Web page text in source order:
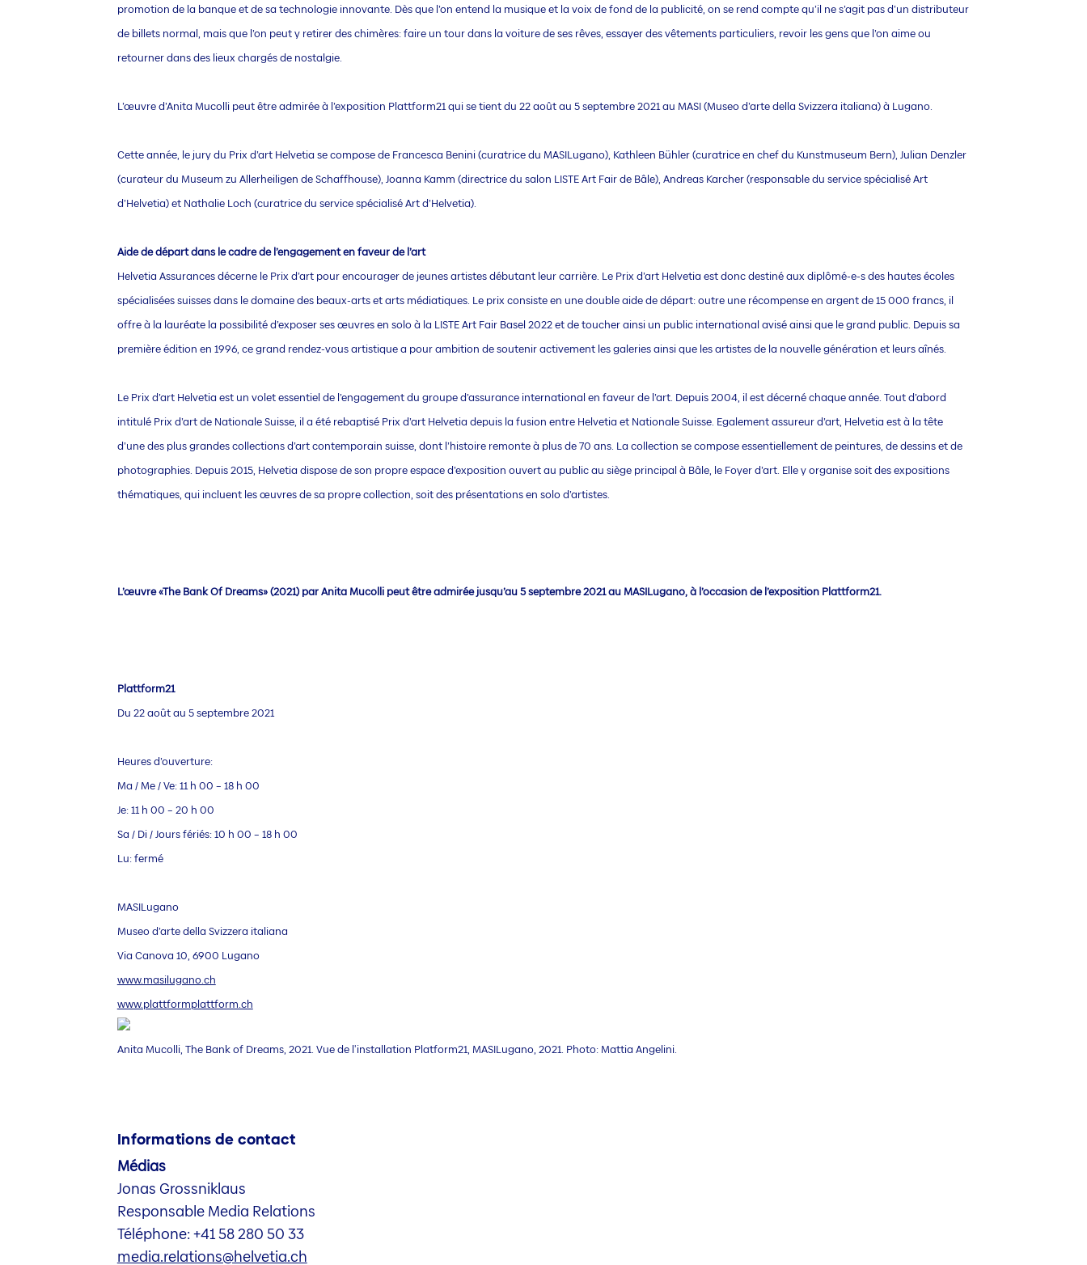
promotion de la banque et de sa technologie innovante. Dès que l’on entend la musique et la voix de fond de la publicité, on se rend compte qu’il ne s’agit pas d’un distributeur
de billets normal, mais que l’on peut y retirer des chimères: faire un tour dans la voiture de ses rêves, essayer des vêtements particuliers, revoir les gens que l’on aime ou
retourner dans des lieux chargés de nostalgie.
L’œuvre d’Anita Mucolli peut être admirée à l’exposition Plattform21 qui se tient du 22 août au 5 septembre 2021 au MASI (Museo d’arte della Svizzera italiana) à Lugano.
Cette année, le jury du Prix d’art Helvetia se compose de Francesca Benini (curatrice du MASILugano), Kathleen Bühler (curatrice en chef du Kunstmuseum Bern), Julian Denzler
(curateur du Museum zu Allerheiligen de Schaffhouse), Joanna Kamm (directrice du salon LISTE Art Fair de Bâle), Andreas Karcher (responsable du service spécialisé Art
d’Helvetia) et Nathalie Loch (curatrice du service spécialisé Art d’Helvetia).
Aide de départ dans le cadre de l’engagement en faveur de l’art
Helvetia Assurances décerne le Prix d’art pour encourager de jeunes artistes débutant leur carrière. Le Prix d’art Helvetia est donc destiné aux diplômé-e-s des hautes écoles
spécialisées suisses dans le domaine des beaux-arts et arts médiatiques. Le prix consiste en une double aide de départ: outre une récompense en argent de 15 000 francs, il
offre à la lauréate la possibilité d’exposer ses œuvres en solo à la LISTE Art Fair Basel 2022 et de toucher ainsi un public international avisé ainsi que le grand public. Depuis sa
première édition en 1996, ce grand rendez-vous artistique a pour ambition de soutenir activement les galeries ainsi que les artistes de la nouvelle génération et leurs aînés.
Le Prix d’art Helvetia est un volet essentiel de l’engagement du groupe d’assurance international en faveur de l’art. Depuis 2004, il est décerné chaque année. Tout d’abord
intitulé Prix d’art de Nationale Suisse, il a été rebaptisé Prix d’art Helvetia depuis la fusion entre Helvetia et Nationale Suisse. Egalement assureur d’art, Helvetia est à la tête
d’une des plus grandes collections d’art contemporain suisse, dont l’histoire remonte à plus de 70 ans. La collection se compose essentiellement de peintures, de dessins et de
photographies. Depuis 2015, Helvetia dispose de son propre espace d’exposition ouvert au public au siège principal à Bâle, le Foyer d’art. Elle y organise soit des expositions
thématiques, qui incluent les œuvres de sa propre collection, soit des présentations en solo d’artistes.
L’œuvre «The Bank Of Dreams» (2021) par Anita Mucolli peut être admirée jusqu’au 5 septembre 2021 au MASILugano, à l’occasion de l’exposition Plattform21.
Plattform21
Du 22 août au 5 septembre 2021
Heures d’ouverture:
Ma / Me / Ve: 11 h 00 – 18 h 00
Je: 11 h 00 – 20 h 00
Sa / Di / Jours fériés: 10 h 00 – 18 h 00
Lu: fermé
MASILugano
Museo d’arte della Svizzera italiana
Via Canova 10, 6900 Lugano
www.masilugano.ch
www.plattformplattform.ch
Anita Mucolli, The Bank of Dreams, 2021. Vue de l'installation Platform21, MASILugano, 2021. Photo: Mattia Angelini.
Informations de contact
Médias
Jonas Grossniklaus
Responsable Media Relations
Téléphone: +41 58 280 50 33
media.relations@helvetia.ch